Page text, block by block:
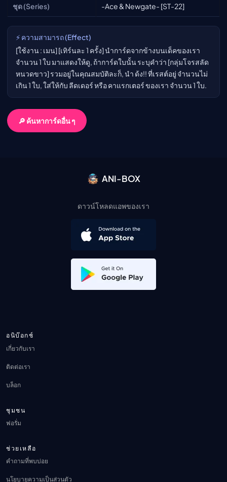
ชุด (Series) -Ace & Newgate- [ST-22]
⚡ ความสามารถ (Effect)
[ใช้งาน : เมน] [เทิร์นละ 1 ครั้ง] นำการ์ดจากข้างบนเด็คของเรา
จำนวน 1 ใบ มาแสดงให้ดู, ถ้าการ์ดใบนั้น ระบุคำว่า [กลุ่มโจรสลัด
หนวดขาว] รวมอยู่ในคุณสมบัติละก็, นำ ด้ง!! ที่เรสต์อยู่ จำนวนไม่
เกิน 1 ใบ, ใส่ให้กับ ลีดเดอร์ หรือ คาแรกเตอร์ ของเรา จำนวน 1 ใบ.
🔎 ค้นหาการ์ดอื่น ๆ
ANI-BOX
ดาวน์โหลดแอพของเรา
อนิบ๊อกช์
เกี่ยวกับเรา
ติดต่อเรา
บล็อก
ชุมชน
ฟอรั่ม
ช่วยเหลือ
คำถามที่พบบ่อย
นโยบายความเป็นส่วนตัว